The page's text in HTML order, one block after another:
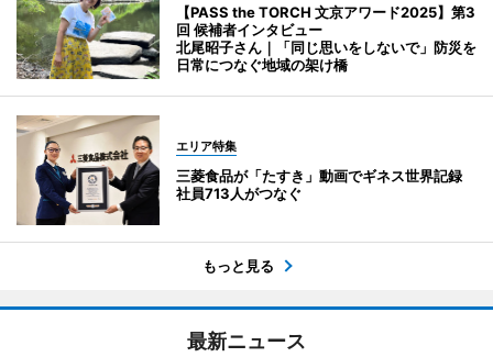
【PASS the TORCH 文京アワード2025】第3
回 候補者インタビュー
北尾昭子さん｜「同じ思いをしないで」防災を
日常につなぐ地域の架け橋
エリア特集
三菱食品が「たすき」動画でギネス世界記録
社員713人がつなぐ
もっと見る
最新ニュース